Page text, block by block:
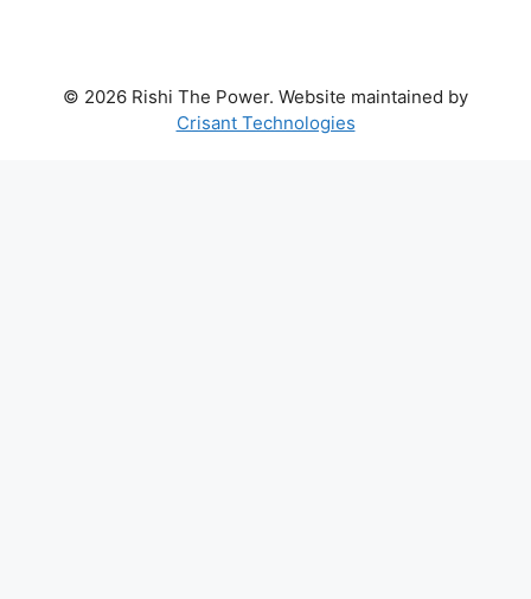
© 2026 Rishi The Power. Website maintained by
Crisant Technologies